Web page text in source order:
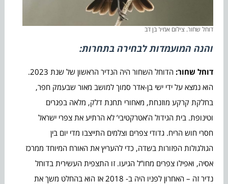
דוחל שחור. צילום אמיר בן דב
והנה המועמדות לבחירה בתחרות:
דוחל שחור:
הדוחל השחור היה הנדיר הראשון של שנת 2023.
הוא נמצא על ידי ישי בן-אדר סמוך למושב מאור שבעמק חפר,
בחלקת קרקע מוזנחת, מאחורי תחנת דלק, מלאה בפגרים
וטינופת. בית הגידול ה’אטרקטיבי’ לא הרתיע את צפרי ישראל
חסרי חוש הריח. גדודי צפרים וצלמים התייצבו מדי יום בין
הגולגולות הפזורות בשדה, כדי להעריץ את האורח המיוחד ממרכז
אסיה, ואפילו צפרים מחו”ל הגיעו. זו התצפית העשירית בדוחל
נדיר זה – האחרון לפניו היה ב- 2018 אז הוא בהחלט משך את